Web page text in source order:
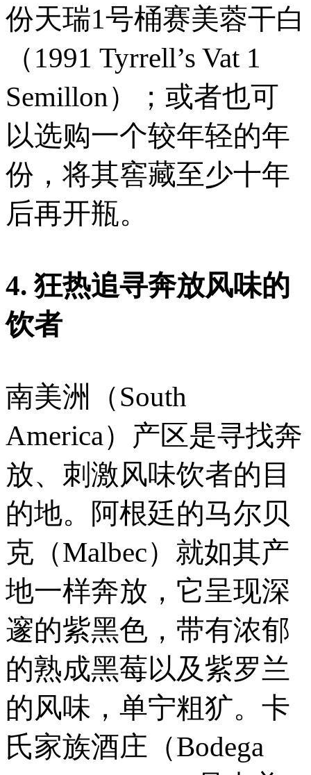
份天瑞1号桶赛美蓉干白
（1991 Tyrrell’s Vat 1
Semillon）；或者也可
以选购一个较年轻的年
份，将其窖藏至少十年
后再开瓶。
4. 狂热追寻奔放风味的
饮者
南美洲（South
America）产区是寻找奔
放、刺激风味饮者的目
的地。阿根廷的马尔贝
克（Malbec）就如其产
地一样奔放，它呈现深
邃的紫黑色，带有浓郁
的熟成黑莓以及紫罗兰
的风味，单宁粗犷。卡
氏家族酒庄（Bodega